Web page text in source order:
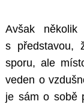
Avšak několik
s představou,
sporu, ale
veden o
je sám o sobě